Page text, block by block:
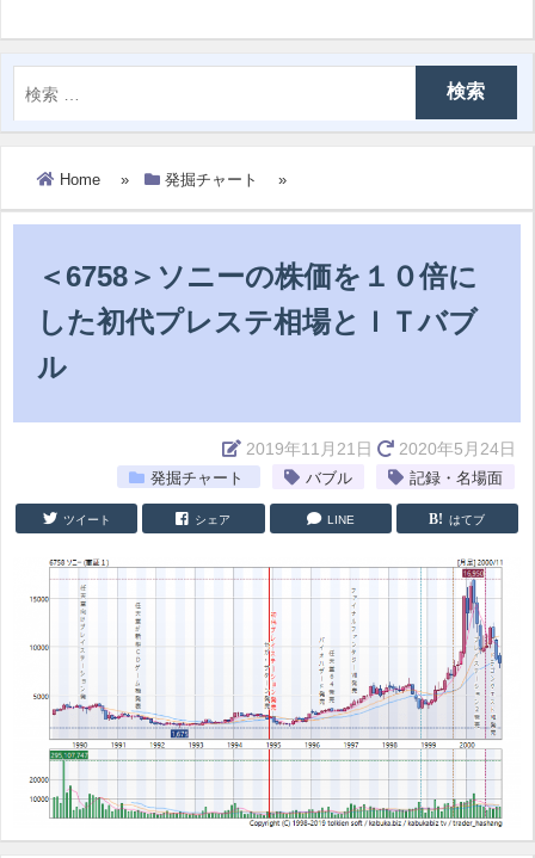
Home » 発掘チャート »
＜6758＞ソニーの株価を１０倍に
した初代プレステ相場とＩＴバブ
ル
2019年11月21日 2020年5月24日
発掘チャート バブル 記録・名場面
ツイート シェア LINE はてブ